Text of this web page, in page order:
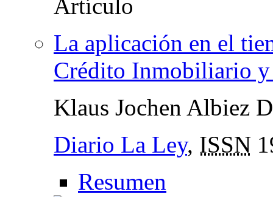
La aplicación en el
Crédito Inmobiliario y
Klaus Jochen Albiez
Diario La Ley, ISSN
Resumen